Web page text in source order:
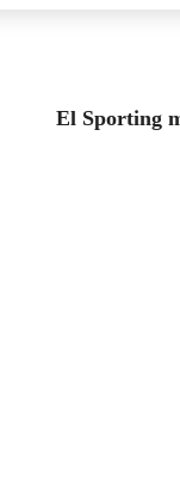
El Sporting